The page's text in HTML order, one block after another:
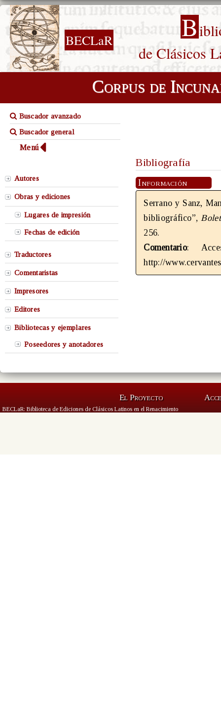
BECLaR B
de Clásicos
Corpus de
Buscador avanzado
Buscador general
Menú
Autores
Obras y ediciones
Lugares de impresión
Fechas de edición
Traductores
Comentaristas
Impresores
Editores
Bibliotecas y ejemplares
Poseedores y anotadores
Bibliografía
Información
Serrano y Sanz,
bibliográfico”,
256.
Comentario:
http://
El Proyecto
BECLaR: Biblioteca de Ediciones de Clásicos Latinos en el Renacimiento